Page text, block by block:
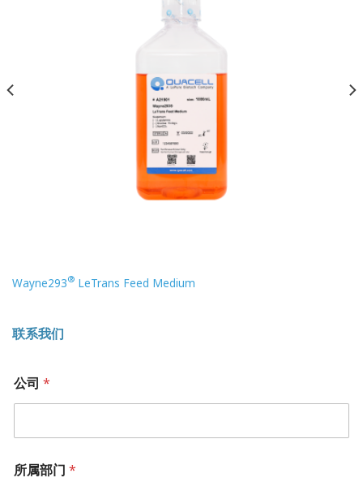
Wayne293®LeTrans Feed Medium
联系我们
公司 *
所属部门 *